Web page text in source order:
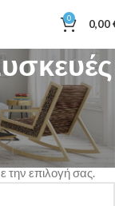
0 0,00
την επιλογή σας.